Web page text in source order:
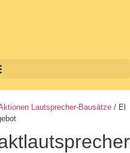
Lautsprecher-Bausätze / El